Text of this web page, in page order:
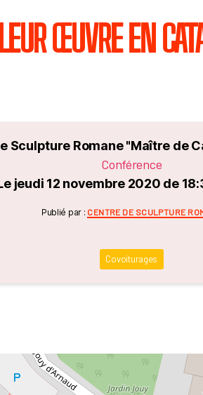
ŒUVRE EN
Sculpture Romane "Maître de
Conférence
jeudi 12 novembre 2020 de
Catégories
Publié par : CENTRE DE SCULPTURE
Covoiturages